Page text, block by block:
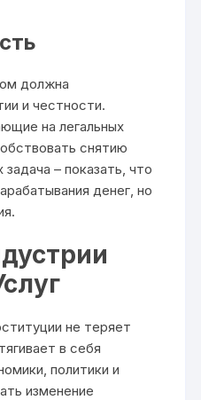
должна
и честности.
на легальных
снятию
– показать, что
денег, но
не теряет
в себя
политики и
изменение